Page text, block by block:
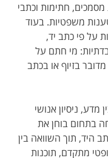
חתימות וכתבי
משפטיות. בעוד
על פי כתב יד,
מי חתם על
בזיוף או בכתב
ניסיון אנושי
בתחום בוחן את
היד, תוך השוואה בין
מתקדם, תוכנות